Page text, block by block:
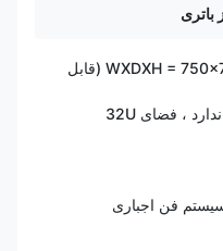
WXDXH = 750x750x2000mm (قابل
فن اجباری